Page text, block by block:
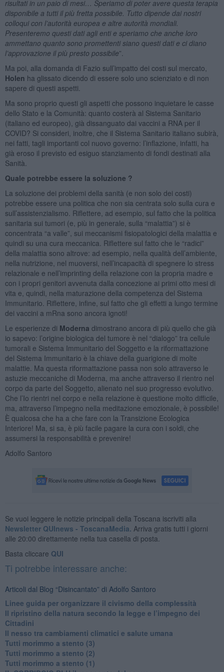
risultati in un paio di mesi… Speriamo di poter avere questa terapia
disponibile a tutti il più fretta possibile. Tutto dipende dai nostri
colloqui con l’autorità europea e altre autorità mondiali.
Presenteremo questi dati agli enti e speriamo che anche loro
ammettano quanto sono promettenti siano questi dati e ci diano
l’approvazione il più presto possibile”.
Ma poi, alla domanda di Fazio sull’impatto dei costi sul mercato,
Holen ha glissato dicendo di essere solo uno scienziato e di non
sapere di questi aspetti.
Ma sono proprio questi gli aspetti che possono inquietare le casse
dello Stato e la Comunità: quanto costerà al Sistema Sanitario
(italiano ed europeo), già dissanguato dai vaccini a RNA per il
COVID? Si consideri, inoltre, che il Sistema Sanitario italiano subirà,
nei fatti, tagli importanti col nuovo governo: l’inflazione, infatti, ha
già eroso il previsto ed esiguo stanziamento di fondi destinati alla
Sanità.
Quale potrebbe essere la soluzione ?
La soluzione dei problemi della sanità (e non solo dei costi)
potrebbe essere una politica che non sia centrata solo sulla cura e
sull’assistenzialismo. Riflettere, ad esempio, sul fatto che la politica
sanitaria sui tumori (e, più in generale, sulla “malattia”) si è
concentrata “a valle”, sui meccanismi fisiopatologici della malattia e
quindi su una cura meccanica. Riflettere sul fatto che le “radici”
della malattia sono altrove: ad esempio, nella qualità dell’ambiente,
nella nutrizione, nel muoversi, nell’incapacità di spegnere lo stress
relazionale e nell’imprinting della relazione con la propria madre e
con i propri genitori avvenuta dalla concezione ai primi otto mesi di
vita e, quindi, nella maturazione della competenza del Sistema
Immunitario. Riflettere, infine, sul fatto che gli effetti a lungo termine
dei vaccini a mRna sono ancora ignoti!
Le esperienze di Moderna dimostrano ancora di più quello che già
io sapevo: l’origine biologica del tumore è nel “dialogo” tra cellule
tumorali e Sistema Immunitario del Soggetto e la riformattazione
del Sistema Immunitario è la chiave della guarigione di molte
malattie. Ma questa riformattazione passa non solo attraverso le
astuzie meccaniche di Moderna, ma anche attraverso il rientro nel
corpo da parte del Soggetto, alienato nel suo progresso evolutivo.
Che l’Io rientri nel corpo e nella relazione è questione molto difficile,
ma, attraverso l’impegno nella meditazione emozionale, è possibile!
È qualcosa che ha a che fare con la Transizione Ecologica
Interiore! Ma, si sa, è più facile pagare la cura con i soldi, che
assumersi la responsabilità e prevenire!
Adolfo Santoro
Se vuoi leggere le notizie principali della Toscana iscriviti alla
Newsletter QUInews - ToscanaMedia. Arriva gratis tutti i giorni
alle 20:00 direttamente nella tua casella di posta.
Basta cliccare QUI
Ti potrebbe interessare anche:
Articoli dal Blog “Disincantato” di Adolfo Santoro
​Linee guida per organizzare il civismo della complessità
​Il ripristino della natura secondo la legge e l’impegno dei
Cittadini
Il nesso tra cambiamenti climatici e salute umana
Tutti morimmo a stento (3)
Tutti morimmo a stento (2)
​Tutti morimmo a stento (1)